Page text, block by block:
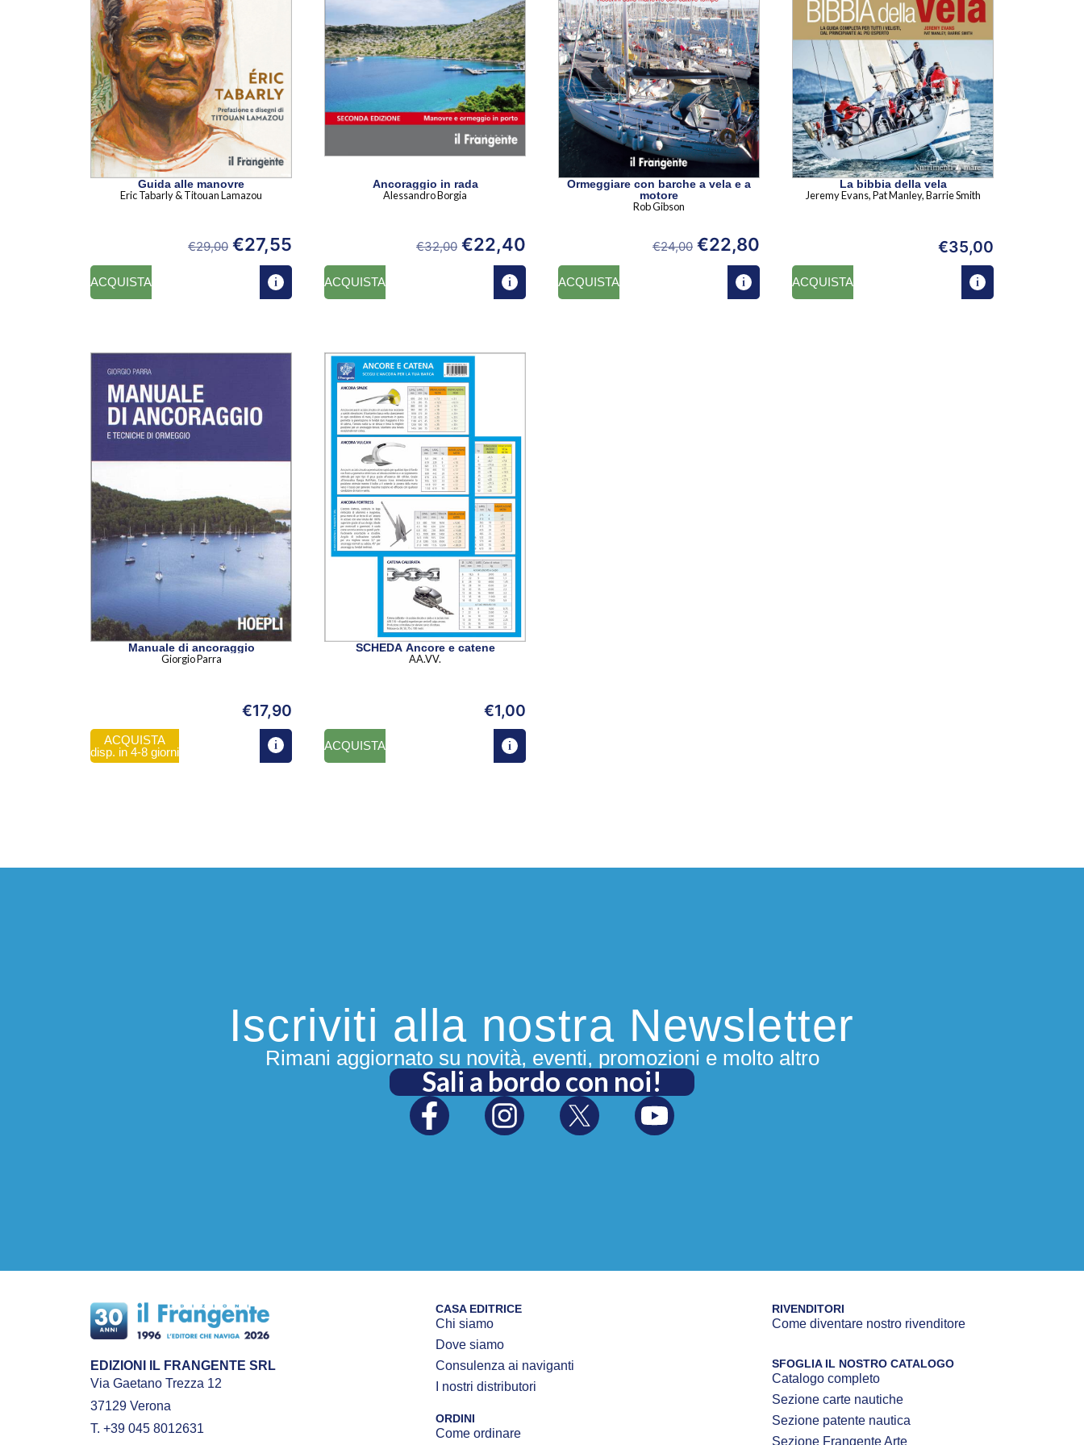
Guida alle manovre
Eric Tabarly & Titouan Lamazou
€29,00 €27,55
ACQUISTA
Ancoraggio in rada
Alessandro Borgia
€32,00 €22,40
ACQUISTA
Ormeggiare con barche a vela e a
motore
Rob Gibson
€24,00 €22,80
ACQUISTA
La bibbia della vela
Jeremy Evans, Pat Manley, Barrie Smith
€35,00
ACQUISTA
Manuale di ancoraggio
Giorgio Parra
€17,90
ACQUISTA
disp. in 4-8 giorni
SCHEDA Ancore e catene
AA.VV.
€1,00
ACQUISTA
Iscriviti alla nostra Newsletter
Rimani aggiornato su novità, eventi, promozioni e molto altro
Sali a bordo con noi!
EDIZIONI IL FRANGENTE SRL
Via Gaetano Trezza 12
37129 Verona
T. +39 045 8012631
CASA EDITRICE
Chi siamo
Dove siamo
Consulenza ai naviganti
I nostri distributori
ORDINI
Come ordinare
RIVENDITORI
Come diventare nostro rivenditore
SFOGLIA IL NOSTRO CATALOGO
Catalogo completo
Sezione carte nautiche
Sezione patente nautica
Sezione Frangente Arte